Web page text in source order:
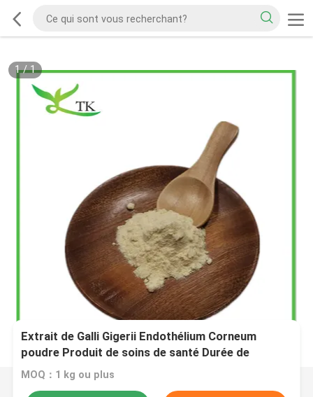
1/1
Extrait de Galli Gigerii Endothélium Corneum
poudre Produit de soins de santé Durée de
conservation 2 ans
MOQ：1 kg ou plus